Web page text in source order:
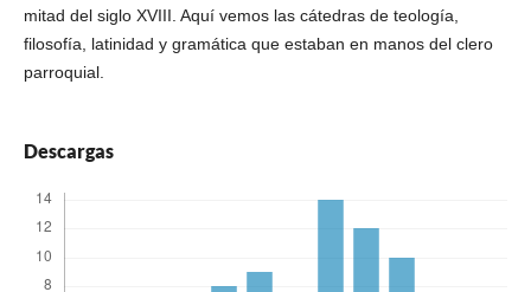
mitad del siglo XVIII. Aquí vemos las cátedras de teología,
filosofía, latinidad y gramática que estaban en manos del clero
parroquial.
Descargas